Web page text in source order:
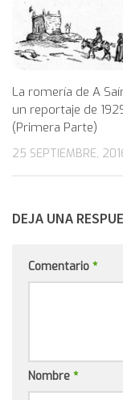
La romería de A
un reportaje de
(Primera Parte)
25 SEPTIEMBRE,
DEJA UNA
Comentario *
Nombre *